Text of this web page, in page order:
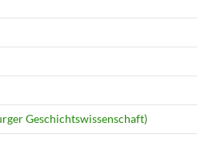
Geschichtswissenschaft)